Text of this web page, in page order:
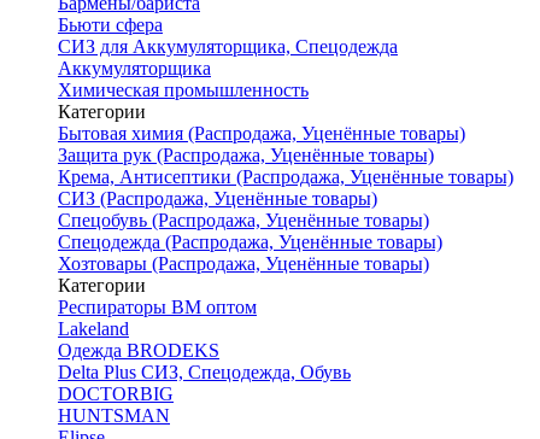
Бьюти сфера
СИЗ для Аккумуляторщика, Спецодежда
Аккумуляторщика
Химическая промышленность
Категории
Бытовая химия (Распродажа, Уценённые товары)
Защита рук (Распродажа, Уценённые товары)
Крема, Антисептики (Распродажа, Уценённые товары)
СИЗ (Распродажа, Уценённые товары)
Спецобувь (Распродажа, Уценённые товары)
Спецодежда (Распродажа, Уценённые товары)
Хозтовары (Распродажа, Уценённые товары)
Категории
Респираторы ВМ оптом
Lakeland
Одежда BRODEKS
Delta Plus СИЗ, Спецодежда, Обувь
DOCTORBIG
HUNTSMAN